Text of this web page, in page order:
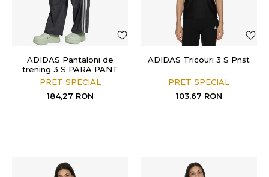
ADIDAS Pantaloni de
trening 3 S PARA PANT
PRET SPECIAL
184,27 RON
ADIDAS Tricouri 3 S Pnst
PRET SPECIAL
103,67 RON